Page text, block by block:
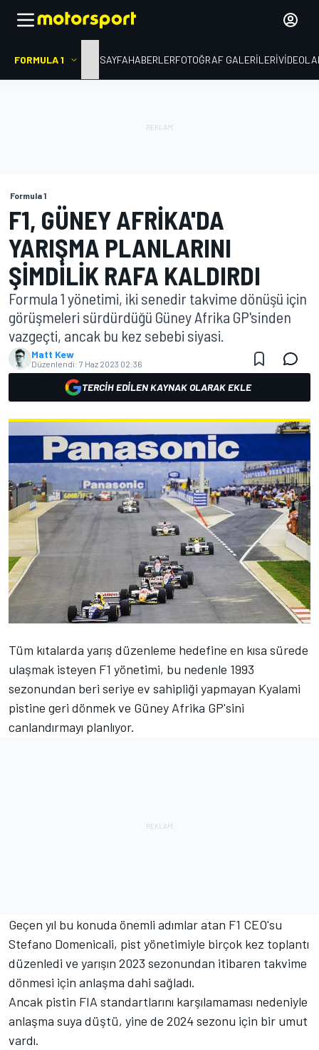
FORMULA 1 ANA SAYFAHABERLERFOTOĞRAF GALERILERI
Formula 1
F1, GÜNEY AFRIKA'DA
YARIŞMA PLANLARINI
ŞIMDILIK RAFA KALDIRDI
Formula 1 yönetimi, iki senedir takvime dönüşü için
görüşmeleri sürdürdüğü Güney Afrika GP'sinden
vazgeçti, ancak bu kez sebebi siyasi.
Matt Kew
Düzenlendi: 7 Haz 2023 02:36
TERCIH EDILEN KAYNAK OLARAK EKLE
Tüm kıtalarda yarış düzenleme hedefine en kısa sürede
ulaşmak isteyen F1 yönetimi, bu nedenle 1993
sezonundan beri seriye ev sahipliği yapmayan Kyalami
pistine geri dönmek ve Güney Afrika GP'sini
canlandırmayı planlıyor.
Geçen yıl bu konuda önemli adımlar atan F1 CEO'su
Stefano Domenicali, pist yönetimiyle birçok kez toplantı
düzenledi ve yarışın 2023 sezonundan itibaren takvime
dönmesi için anlaşma dahi sağladı.
Ancak pistin FIA standartlarını karşılamaması nedeniyle
anlaşma suya düştü, yine de 2024 sezonu için bir umut
vardı.